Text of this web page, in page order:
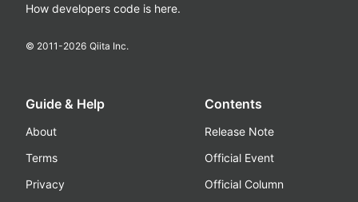
How developers code is here.
© 2011-2026 Qiita Inc.
Guide & Help
About
Terms
Privacy
Contents
Release Note
Official Event
Official Column